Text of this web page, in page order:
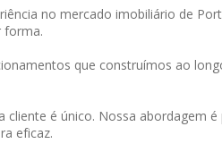
no mercado imobiliário de
forma.
que construímos ao
é único. Nossa abordagem
eficaz.